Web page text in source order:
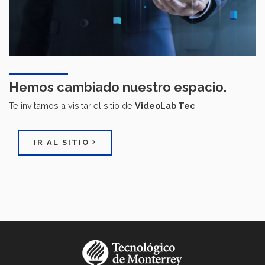
Hemos cambiado nuestro espacio.
Te invitamos a visitar el sitio de VideoLab Tec
IR AL SITIO